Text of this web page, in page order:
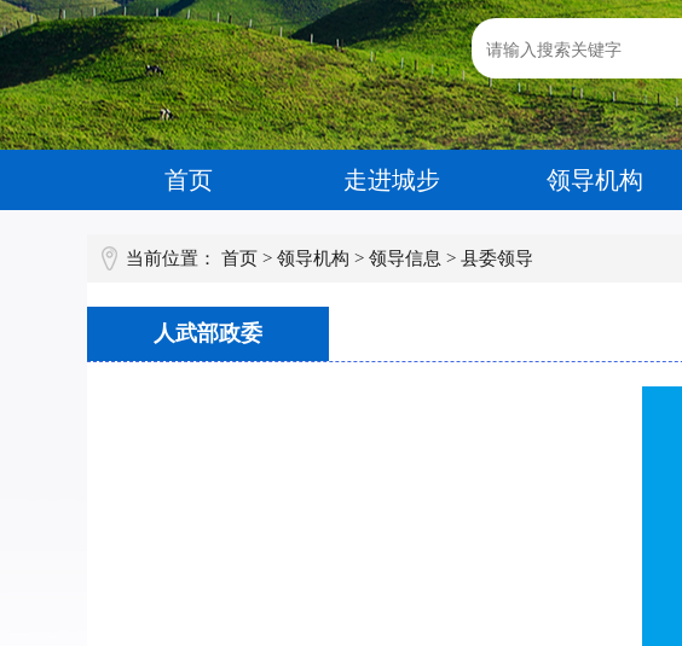
首页 走进城步 领导机构
当前位置： 首页 > 领导机构 > 领导信息 > 县委领导
人武部政委